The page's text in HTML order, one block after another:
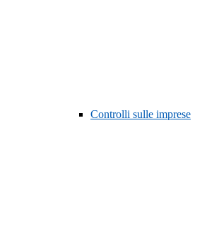
Controlli sulle imprese